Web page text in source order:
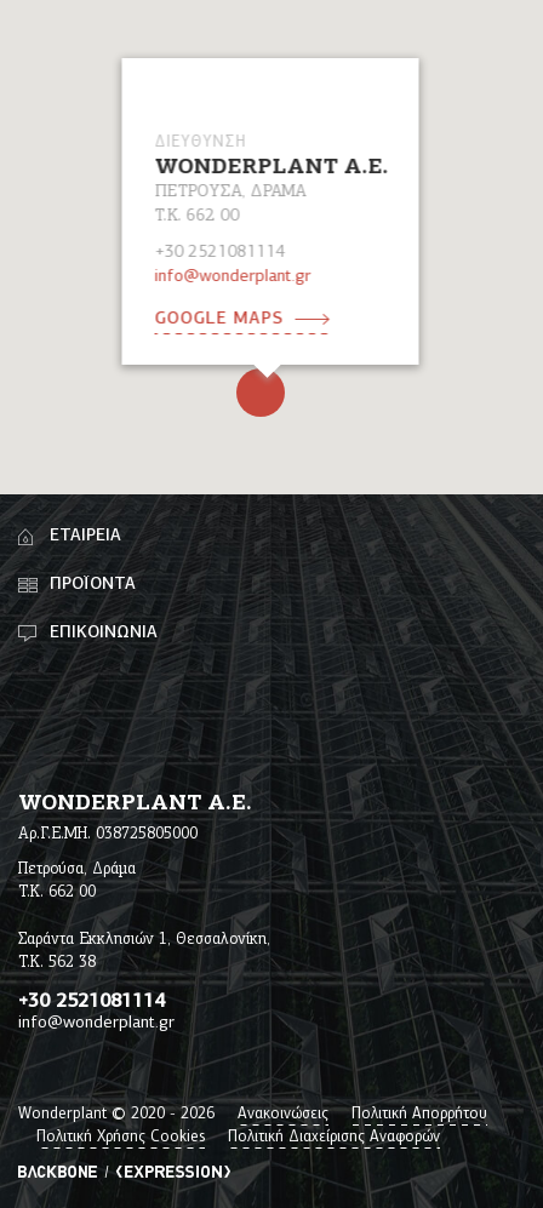
ΔΙΕΥΘΥΝΣΗ
WONDERPLANT A.E.
ΠΕΤΡΟΥΣΑ, ΔΡΑΜΑ
Τ.Κ. 662 00
+30 2521081114
info@wonderplant.gr
GOOGLE MAPS
ΕΤΑΙΡΕΙΑ
ΠΡΟΪΟΝΤΑ
ΕΠΙΚΟΙΝΩΝΙΑ
WONDERPLANT A.E.
Αρ.Γ.Ε.ΜΗ. 038725805000
Πετρούσα, Δράμα
Τ.Κ. 662 00
Σαράντα Εκκλησιών 1, Θεσσαλονίκη,
Τ.Κ. 562 38
+30 2521081114
info@wonderplant.gr
Wonderplant © 2020 -2026 Ανακοινώσεις
Πολιτική Απορρήτου
Πολιτική Χρήσης Cookies
Πολιτική Διαχείρισης Αναφορών